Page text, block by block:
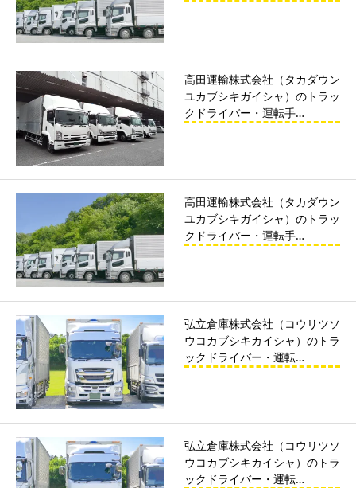
高田運輸株式会社（タカダウン
ユカブシキガイシャ）のトラッ
クドライバー・運転手…
高田運輸株式会社（タカダウン
ユカブシキガイシャ）のトラッ
クドライバー・運転手…
弘立倉庫株式会社（コウリツソ
ウコカブシキカイシャ）のトラ
ックドライバー・運転…
弘立倉庫株式会社（コウリツソ
ウコカブシキカイシャ）のトラ
ックドライバー・運転…